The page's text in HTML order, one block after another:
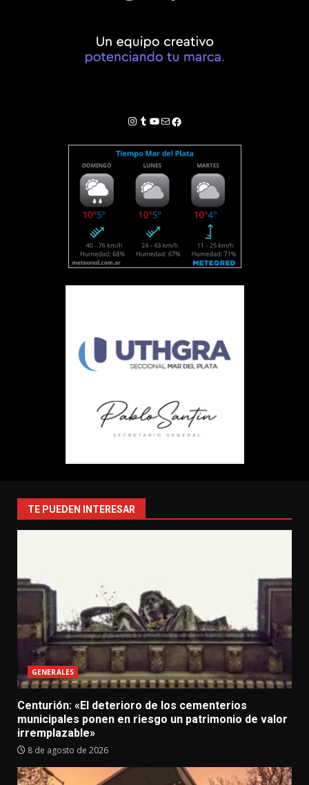
Instagram
Tumblr
YouTube
Correo electrónico
Facebook
TE PUEDEN INTERESAR
GENERALES
Centurión: «El deterioro de los cementerios
municipales ponen en riesgo un patrimonio de valor
irremplazable»
8 de agosto de 2026